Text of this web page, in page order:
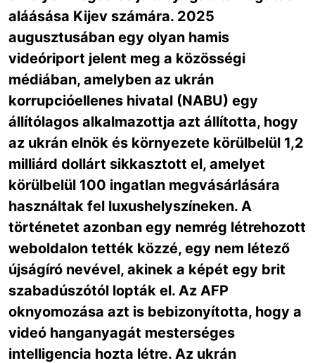
aláásása Kijev számára. 2025
augusztusában egy olyan hamis
videóriport jelent meg a közösségi
médiában, amelyben az ukrán
korrupcióellenes hivatal (NABU) egy
állítólagos alkalmazottja azt állította, hogy
az ukrán elnök és környezete körülbelül 1,2
milliárd dollárt sikkasztott el, amelyet
körülbelül 100 ingatlan megvásárlására
használtak fel luxushelyszíneken. A
történetet azonban egy nemrég létrehozott
weboldalon tették közzé, egy nem létező
újságíró nevével, akinek a képét egy brit
szabadúszótól lopták el. Az AFP
oknyomozása azt is bebizonyította, hogy a
videó hanganyagát mesterséges
intelligencia hozta létre. Az ukrán